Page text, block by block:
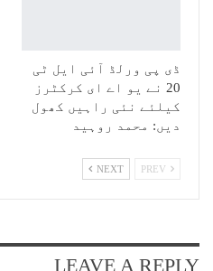
ڈی پی ورلڈ آئی ایل ٹی
20 نے یو اے ای کرکٹرز
کیلئے نئی راہیں کھول
دیں: محمد روہید
NEXT
LEAVE A REPLY